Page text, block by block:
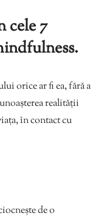
cele 7
orice ar fi ea, fără a
realității
în contact cu
de o